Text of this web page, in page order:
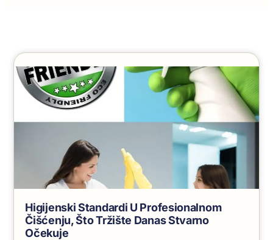
Higijenski Standardi U Profesionalnom
Čišćenju, Što Tržište Danas Stvarno
Očekuje